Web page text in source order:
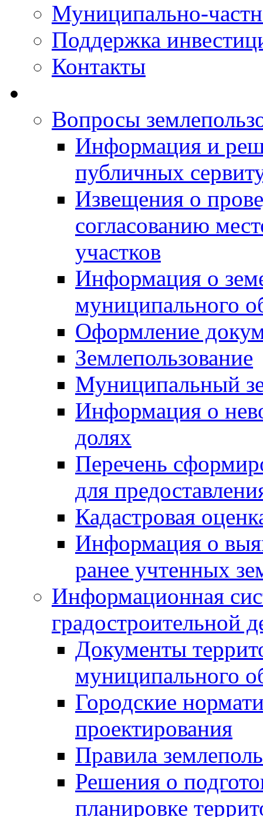
Муниципально-
Поддержка
Контакты
Вопросы
Информация и
публичных
Извещения о
согласованию
участков
Информация о
муниципального
Оформление
Землепользование
Муниципальный
Информация о
долях
Перечень
для
Кадастровая
Информация о
ранее учтенных
Информационная
градостроительной
Документы
муниципального
Городские
проектирования
Правила
Решения о
планировке